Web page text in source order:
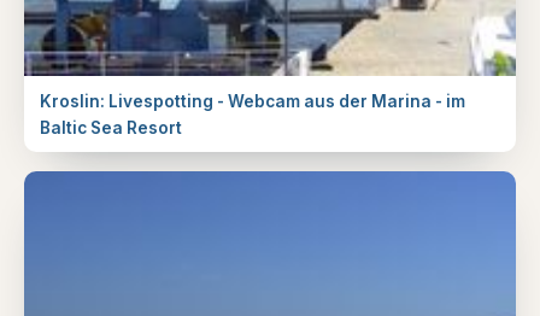
Kroslin: Livespotting - Webcam aus der Marina - im
Baltic Sea Resort